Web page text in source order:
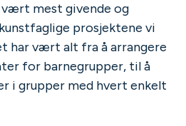
vært mest givende og
prosjektene vi
har vært alt fra å arrangere
for barnegrupper, til å
i grupper med hvert enkelt